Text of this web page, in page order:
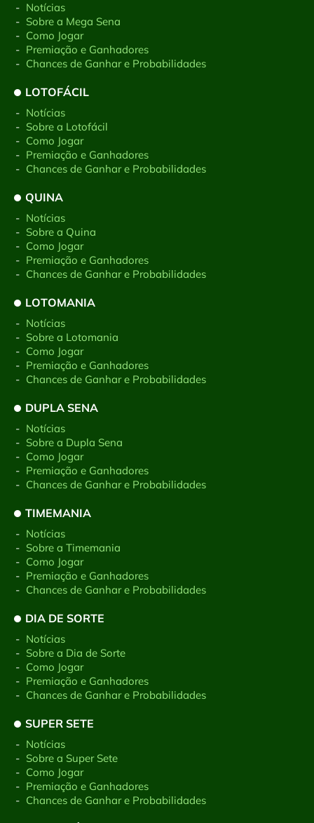
- Notícias
- Sobre a Mega Sena
- Como Jogar
- Premiação e Ganhadores
- Chances de Ganhar e Probabilidades
LOTOFÁCIL
- Notícias
- Sobre a Lotofácil
- Como Jogar
- Premiação e Ganhadores
- Chances de Ganhar e Probabilidades
QUINA
- Notícias
- Sobre a Quina
- Como Jogar
- Premiação e Ganhadores
- Chances de Ganhar e Probabilidades
LOTOMANIA
- Notícias
- Sobre a Lotomania
- Como Jogar
- Premiação e Ganhadores
- Chances de Ganhar e Probabilidades
DUPLA SENA
- Notícias
- Sobre a Dupla Sena
- Como Jogar
- Premiação e Ganhadores
- Chances de Ganhar e Probabilidades
TIMEMANIA
- Notícias
- Sobre a Timemania
- Como Jogar
- Premiação e Ganhadores
- Chances de Ganhar e Probabilidades
DIA DE SORTE
- Notícias
- Sobre a Dia de Sorte
- Como Jogar
- Premiação e Ganhadores
- Chances de Ganhar e Probabilidades
SUPER SETE
- Notícias
- Sobre a Super Sete
- Como Jogar
- Premiação e Ganhadores
- Chances de Ganhar e Probabilidades